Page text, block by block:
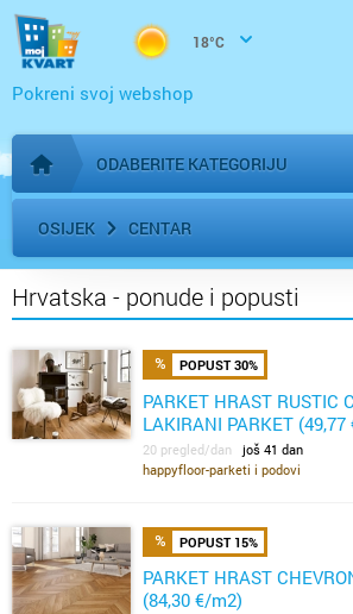
18°C
Pokreni svoj webshop
Početna stranica
ODABERITE KATEGORIJU
OSIJEK CENTAR
Hrvatska - ponude i popusti
POPUST 30%
PARKET HRAST RUSTIC
LAKIRANI PARKET
20 pregled/dan još 41 dan
happyfloor-parketi i podovi
POPUST 15%
PARKET HRAST
(84,30 €/m2)